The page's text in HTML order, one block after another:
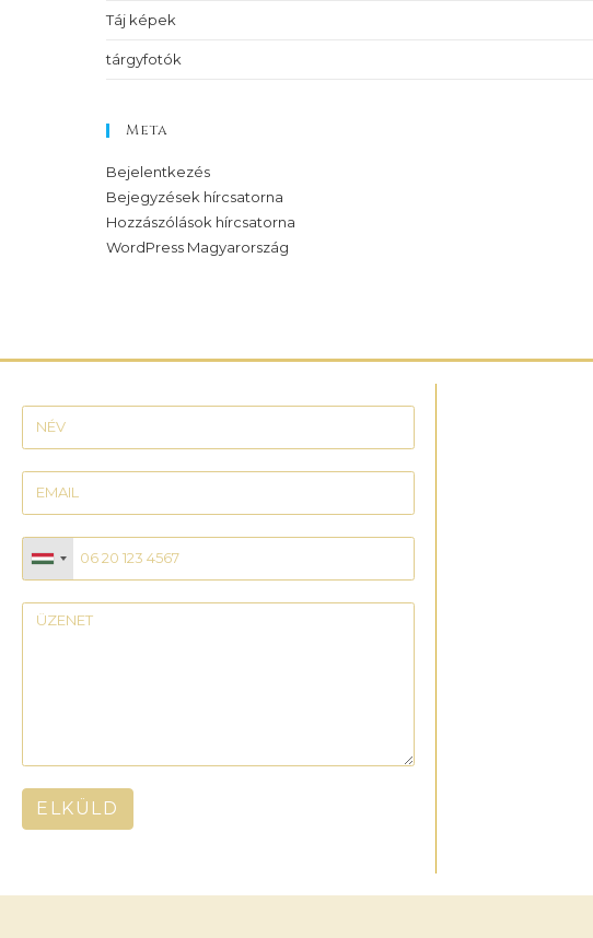
Táj képek
tárgyfotók
Meta
Bejelentkezés
Bejegyzések hírcsatorna
Hozzászólások hírcsatorna
WordPress Magyarország
ELKÜLD